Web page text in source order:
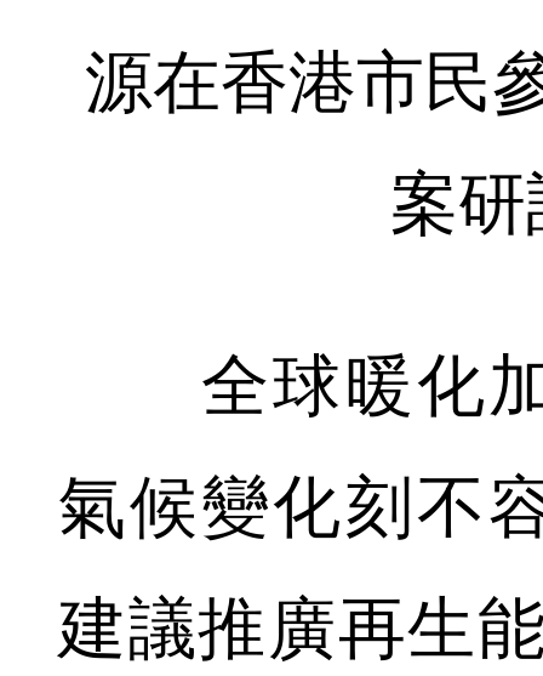
源在香港市民
案
全球暖化加
氣候變化刻不
建議推廣再生